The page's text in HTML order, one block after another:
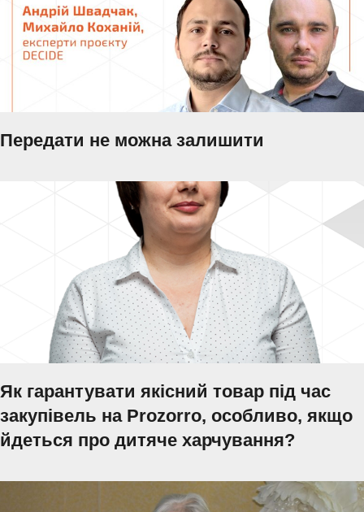
Передати не можна залишити
Як гарантувати якісний товар під час
закупівель на Prozorro, особливо, якщо
йдеться про дитяче харчування?